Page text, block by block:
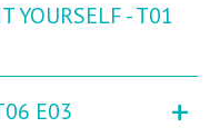
YOURSELF - T01
E03 +